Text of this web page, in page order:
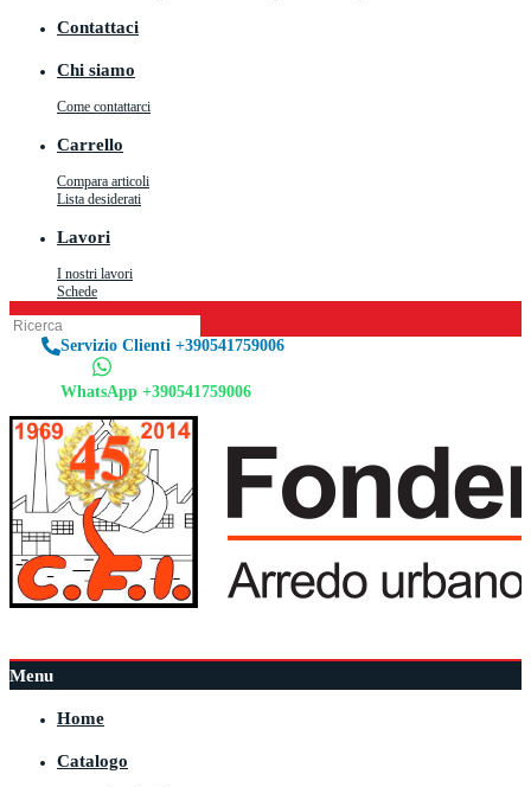
Contattaci
Chi siamo
Come contattarci
Carrello
Compara articoli
Lista desiderati
Lavori
I nostri lavori
Schede
Servizio Clienti +390541759006
WhatsApp +390541759006
Menu
Home
Catalogo